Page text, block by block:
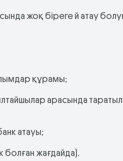
жоқ біреге й атау
құрамы;
арасында
атауы;
болған жағдайда).